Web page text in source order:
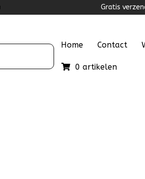
Gratis
Home Contact
0 artikelen